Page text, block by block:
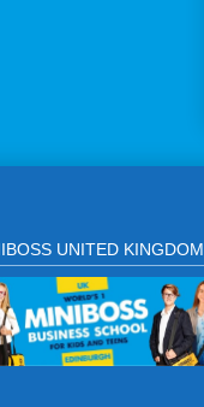
UNITED KINGDOM